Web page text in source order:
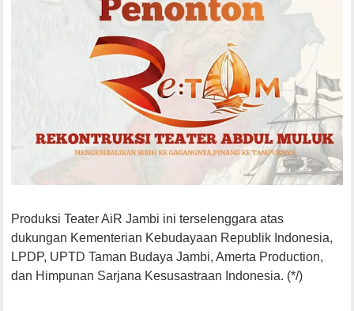
Produksi Teater AiR Jambi ini terselenggara atas
dukungan Kementerian Kebudayaan Republik Indonesia,
LPDP, UPTD Taman Budaya Jambi, Amerta Production,
dan Himpunan Sarjana Kesusastraan Indonesia. (*/)